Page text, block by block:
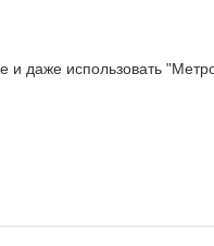
даже использовать